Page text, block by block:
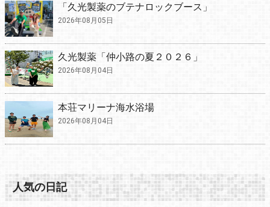
「久光製薬のブテナロックブース」
2026年08月05日
久光製薬「仲小路の夏２０２６」
2026年08月04日
本荘マリーナ海水浴場
2026年08月04日
人気の日記